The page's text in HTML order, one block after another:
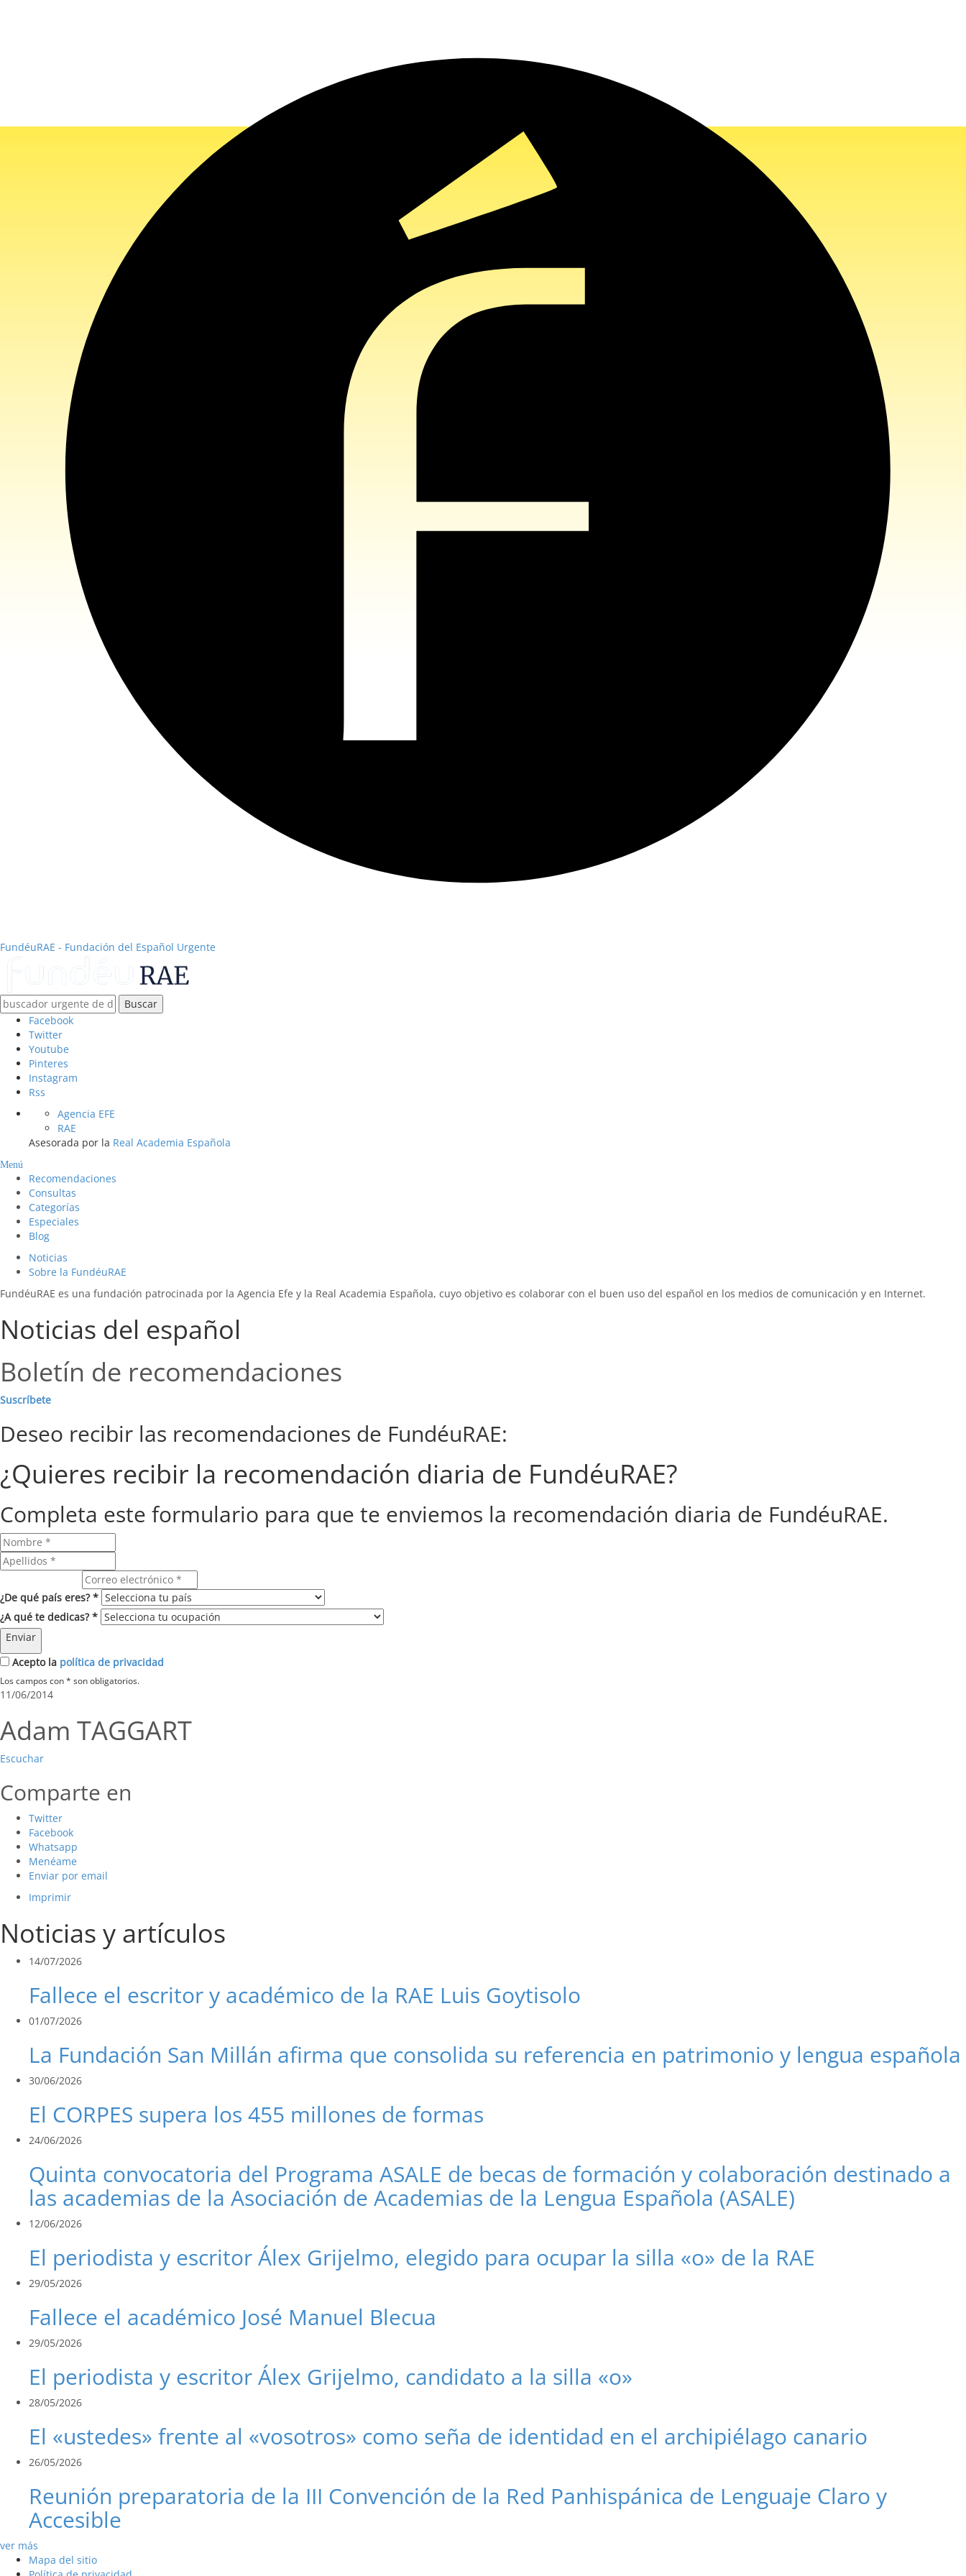
FundéuRAE - Fundación del Español Urgente
Buscar
Facebook
Twitter
Youtube
Pinteres
Instagram
Rss
Agencia EFE
RAE
Asesorada por la Real Academia Española
Menú
Recomendaciones
Consultas
Categorías
Especiales
Blog
Noticias
Sobre la FundéuRAE
FundéuRAE es una fundación patrocinada por la Agencia Efe y la Real Academia Española, cuyo objetivo es colaborar con el buen uso del español en los medios de comunicación y en Internet.
Noticias del español
Boletín de recomendaciones
Suscríbete
Deseo recibir las recomendaciones de FundéuRAE:
¿Quieres recibir la recomendación diaria de FundéuRAE?
Completa este formulario para que te enviemos la recomendación diaria de FundéuRAE.
¿De qué país eres? *
¿A qué te dedicas? *
Enviar
Acepto la política de privacidad
Los campos con * son obligatorios.
11/06/2014
Adam TAGGART
Escuchar
Comparte en
Twitter
Facebook
Whatsapp
Menéame
Enviar por email
Imprimir
Noticias y artículos
14/07/2026
Fallece el escritor y académico de la RAE Luis Goytisolo
01/07/2026
La Fundación San Millán afirma que consolida su referencia en patrimonio y lengua española
30/06/2026
El CORPES supera los 455 millones de formas
24/06/2026
Quinta convocatoria del Programa ASALE de becas de formación y colaboración destinado a
las academias de la Asociación de Academias de la Lengua Española (ASALE)
12/06/2026
El periodista y escritor Álex Grijelmo, elegido para ocupar la silla «o» de la RAE
29/05/2026
Fallece el académico José Manuel Blecua
29/05/2026
El periodista y escritor Álex Grijelmo, candidato a la silla «o»
28/05/2026
El «ustedes» frente al «vosotros» como seña de identidad en el archipiélago canario
26/05/2026
Reunión preparatoria de la III Convención de la Red Panhispánica de Lenguaje Claro y
Accesible
ver más
Mapa del sitio